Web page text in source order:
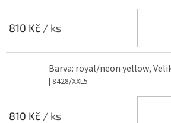
810 Kč / ks
Barva: royal/neon yellow,
| 8428/XXL5
810 Kč / ks